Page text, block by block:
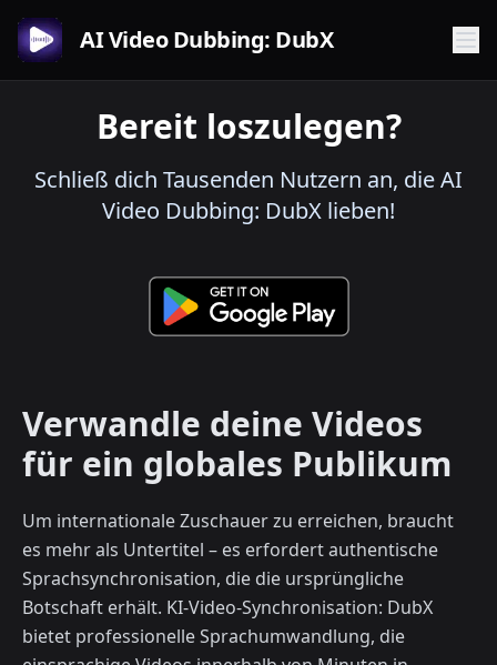
AI Video Dubbing: DubX
Bereit loszulegen?
Schließ dich Tausenden Nutzern an, die AI
Video Dubbing: DubX lieben!
Verwandle deine Videos
für ein globales Publikum
Um internationale Zuschauer zu erreichen, braucht
es mehr als Untertitel – es erfordert authentische
Sprachsynchronisation, die die ursprüngliche
Botschaft erhält. KI-Video-Synchronisation: DubX
bietet professionelle Sprachumwandlung, die